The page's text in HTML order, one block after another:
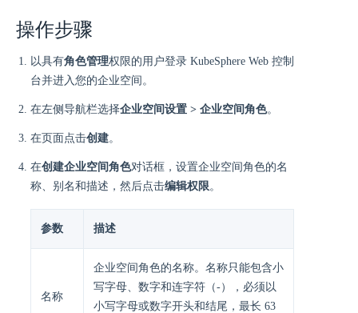
操作步骤
以具有角色管理权限的用户登录 KubeSphere Web 控制
台并进入您的企业空间。
在左侧导航栏选择企业空间设置 > 企业空间角色。
在页面点击创建。
在创建企业空间角色对话框，设置企业空间角色的名
称、别名和描述，然后点击编辑权限。
参数 描述
名称
企业空间角色的名称。名称只能包含小
写字母、数字和连字符（-），必须以
小写字母或数字开头和结尾，最长 63